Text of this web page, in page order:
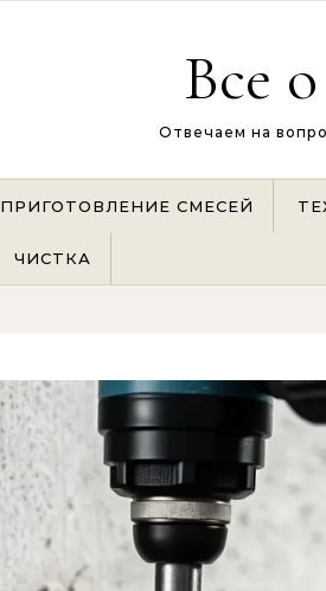
Все
Отвечаем на
ПРИГОТОВЛЕНИЕ СМЕСЕЙ
ЧИСТКА